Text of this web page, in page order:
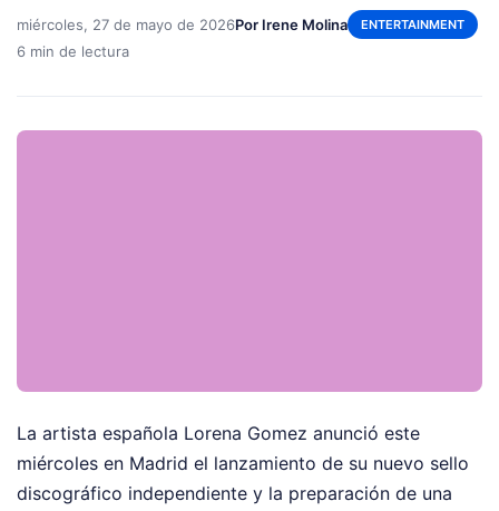
miércoles, 27 de mayo de 2026Por Irene Molina ENTERTAINMENT
6 min de lectura
La artista española Lorena Gomez anunció este
miércoles en Madrid el lanzamiento de su nuevo sello
discográfico independiente y la preparación de una